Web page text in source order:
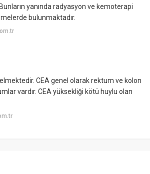
yanında radyasyon ve kemoterapi
bulunmaktadır.
CEA genel olarak rektum ve kolon
vardır. CEA yüksekliği kötü huylu olan